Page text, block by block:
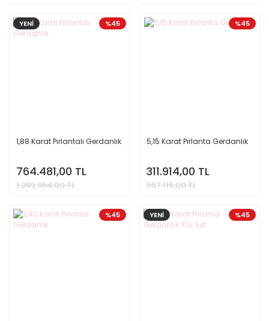
%45
YENİ
1,88 Karat Pırlantalı Gerdanlık
764.481,00 TL
1.389.964,00 TL
%45
5,15 Karat Pırlanta Gerdanlık
311.914,00 TL
567.116,00 TL
%45 %45
YENİ